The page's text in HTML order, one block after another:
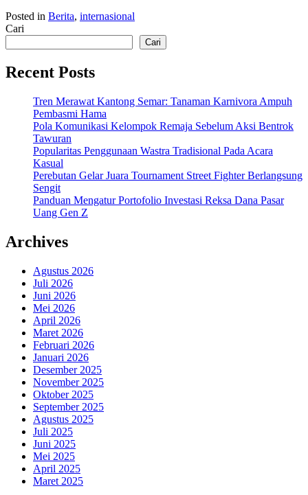
Posted in Berita, internasional
Cari
Cari
Recent Posts
Tren Merawat Kantong Semar: Tanaman Karnivora Ampuh
Pembasmi Hama
Pola Komunikasi Kelompok Remaja Sebelum Aksi Bentrok
Tawuran
Popularitas Penggunaan Wastra Tradisional Pada Acara
Kasual
Perebutan Gelar Juara Tournament Street Fighter Berlangsung
Sengit
Panduan Mengatur Portofolio Investasi Reksa Dana Pasar
Uang Gen Z
Archives
Agustus 2026
Juli 2026
Juni 2026
Mei 2026
April 2026
Maret 2026
Februari 2026
Januari 2026
Desember 2025
November 2025
Oktober 2025
September 2025
Agustus 2025
Juli 2025
Juni 2025
Mei 2025
April 2025
Maret 2025